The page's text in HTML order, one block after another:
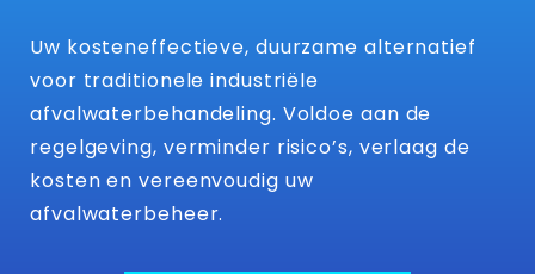
Uw kosteneffectieve, duurzame alternatief
voor traditionele industriële
afvalwaterbehandeling. Voldoe aan de
regelgeving, verminder risico’s, verlaag de
kosten en vereenvoudig uw
afvalwaterbeheer.